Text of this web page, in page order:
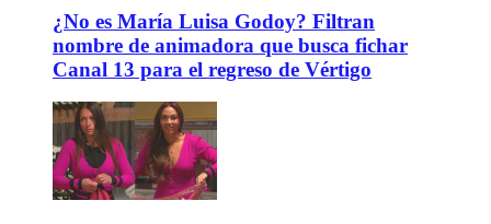
¿No es María Luisa Godoy? Filtran
nombre de animadora que busca fichar
Canal 13 para el regreso de Vértigo